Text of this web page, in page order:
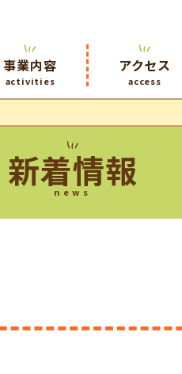
事業内容
activities
アクセス
access
新着情報
news